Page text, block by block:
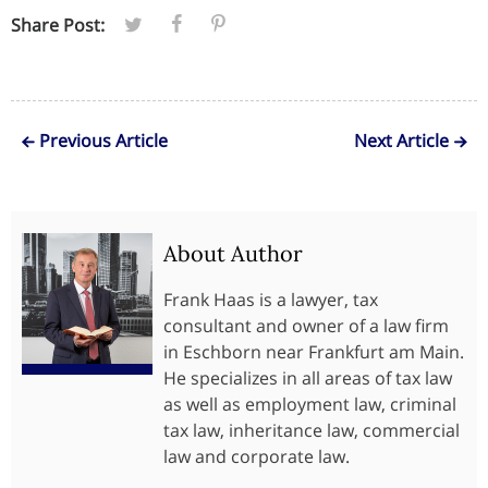
Share Post:
Previous Article Next Article
About Author
Frank Haas is a lawyer, tax
consultant and owner of a law firm
in Eschborn near Frankfurt am Main.
He specializes in all areas of tax law
as well as employment law, criminal
tax law, inheritance law, commercial
law and corporate law.